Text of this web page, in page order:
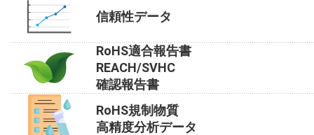
信頼性データ
RoHS適合報告書
REACH/SVHC
確認報告書
RoHS規制物質
高精度分析データ